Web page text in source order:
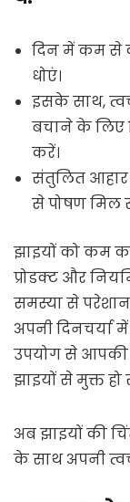
दिन में कम से
धोएं।
इसके साथ,
बचाने के लिए
करें।
संतुलित आहार
से पोषण मिल
झाइयों को कम
प्रोडक्ट और
समस्या से
अपनी दिनचर्या
उपयोग से आपकी
झाइयों से मुक्त हो
अब झाइयों की
के साथ अपनी